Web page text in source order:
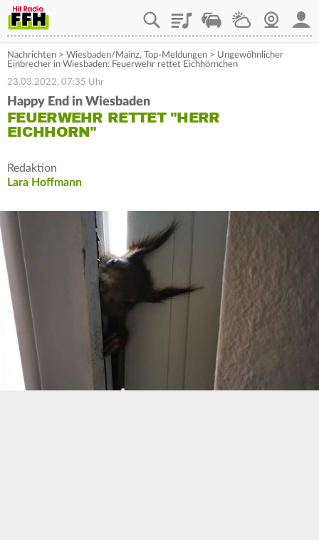
PlaylistStaupilotWetterWebcam
Nachrichten > Wiesbaden/Mainz, Top-Meldungen > Ungewöhnlicher
Einbrecher in Wiesbaden: Feuerwehr rettet Eichhörnchen
23.03.2022, 07:35 Uhr
Happy End in Wiesbaden
FEUERWEHR RETTET "HERR
EICHHORN"
Redaktion
Lara Hoffmann